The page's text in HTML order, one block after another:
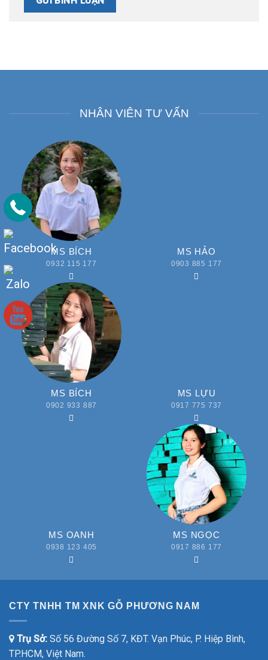
NHÂN VIÊN TƯ VẤN
MS BÍCH
0932 115 177
MS HẢO
0903 885 177
MS BÍCH
0902 933 887
MS LỰU
0917 775 737
MS OANH
0938 123 405
MS NGỌC
0917 886 177
CTY TNHH TM XNK GỖ PHƯƠNG NAM
Trụ Sở: Số 56 Đường Số 7, KĐT. Vạn Phúc, P. Hiệp Bình,
TP.HCM, Việt Nam.